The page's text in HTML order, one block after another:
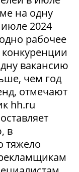
на одну
2024
рабочее
вакансию
чем год
отмечают
hh.ru
в
тяжело